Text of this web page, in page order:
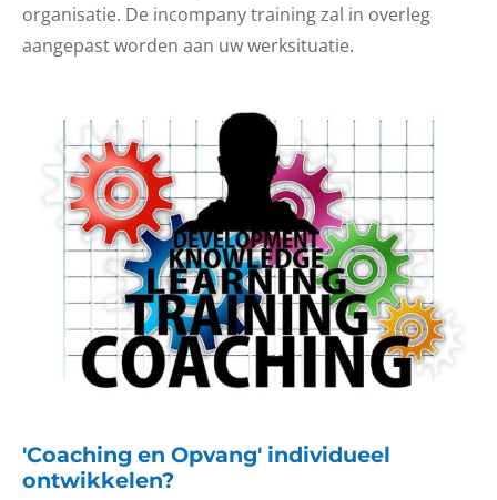
organisatie. De incompany training zal in overleg
aangepast worden aan uw werksituatie.
'Coaching en Opvang' individueel
ontwikkelen?